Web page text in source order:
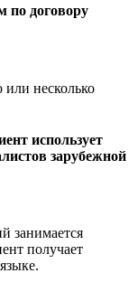
по договору
несколько
использует
зарубежной
занимается
получает